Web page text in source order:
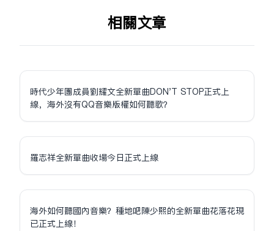
相关文章
時代少年團成員劉耀文全新單曲DON'T STOP正式上
線，海外沒有QQ音樂版權如何聽歌？
羅志祥全新單曲收場今日正式上線
海外如何聽國內音樂？種地吧陳少熙的全新單曲花落花現
已正式上線！